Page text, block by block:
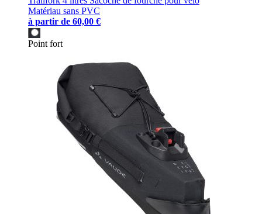
Matériau sans PVC
à partir de 60,00 €
Point fort